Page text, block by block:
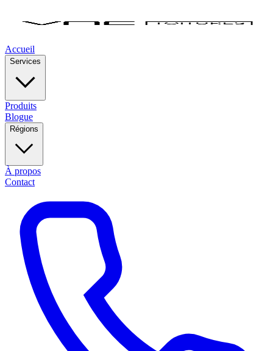
Accueil
Services
Produits
Blogue
Régions
À propos
Contact